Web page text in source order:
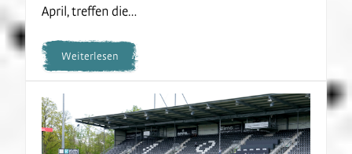
April, treffen die…
Weiterlesen